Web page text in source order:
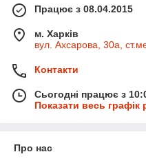
Працює з 08.04.2015
м. Харків
вул. Ахсарова, 30а,
Контакти
Сьогодні працює з
Показати весь графік
Про нас